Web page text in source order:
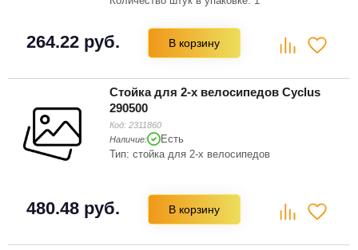
264.22 руб. В корзину
Стойка для 2-х велосипедов Cyclus
290500
Код: 2311860
Наличие:
Есть
Тип: стойка для 2-х велосипедов
480.48 руб. В корзину